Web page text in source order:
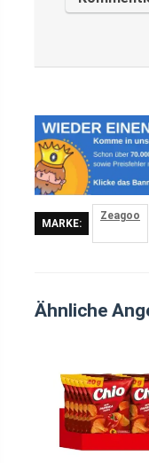
MARKE:
Zeagoo
Ähnliche